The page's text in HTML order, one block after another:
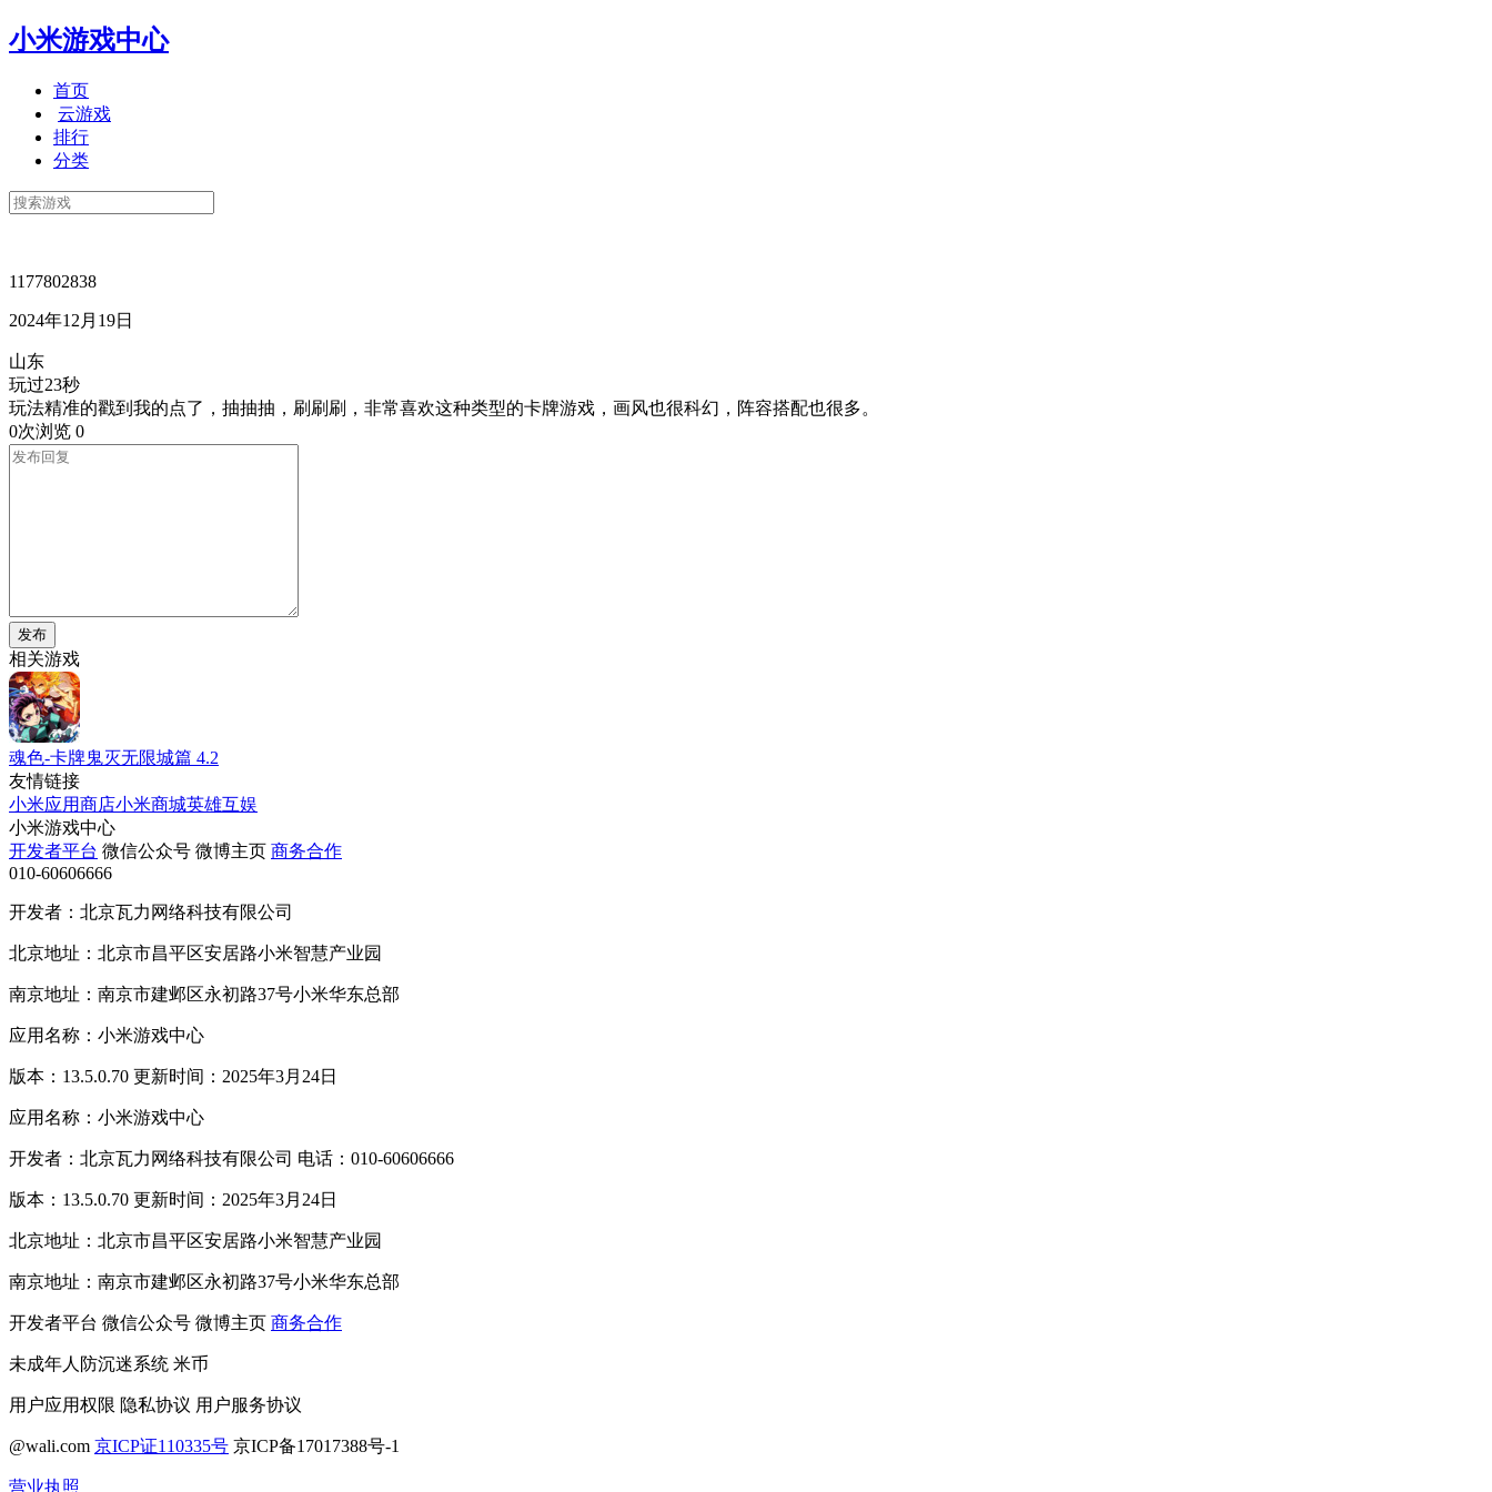
小米游戏中心
首页
云游戏
排行
分类
1177802838
2024年12月19日
山东
玩过23秒
玩法精准的戳到我的点了，抽抽抽，刷刷刷，非常喜欢这种类型的卡牌游戏，画风也很科幻，阵容搭配也很多。
0次浏览 0
发布
相关游戏
魂色-卡牌鬼灭无限城篇 4.2
友情链接
小米应用商店小米商城英雄互娱
小米游戏中心
开发者平台 微信公众号 微博主页 商务合作
010-60606666
开发者：北京瓦力网络科技有限公司
北京地址：北京市昌平区安居路小米智慧产业园
南京地址：南京市建邺区永初路37号小米华东总部
应用名称：小米游戏中心
版本：13.5.0.70 更新时间：2025年3月24日
应用名称：小米游戏中心
开发者：北京瓦力网络科技有限公司 电话：010-60606666
版本：13.5.0.70 更新时间：2025年3月24日
北京地址：北京市昌平区安居路小米智慧产业园
南京地址：南京市建邺区永初路37号小米华东总部
开发者平台 微信公众号 微博主页 商务合作
未成年人防沉迷系统 米币
用户应用权限 隐私协议 用户服务协议
@wali.com 京ICP证110335号 京ICP备17017388号-1
营业执照